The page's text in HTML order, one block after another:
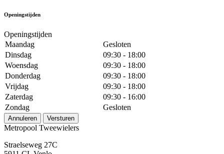
Openingstijden
Openingstijden
Maandag
Gesloten
Dinsdag
09:30 - 18:00
Woensdag
09:30 - 18:00
Donderdag
09:30 - 18:00
Vrijdag
09:30 - 18:00
Zaterdag
09:30 - 16:00
Zondag
Gesloten
Annuleren Versturen
Metropool Tweewielers
Straelseweg 27C